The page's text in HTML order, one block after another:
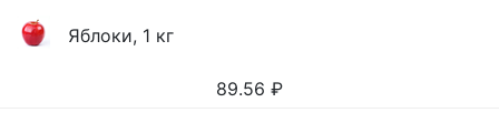
Яблоки, 1 кг
89.56 ₽